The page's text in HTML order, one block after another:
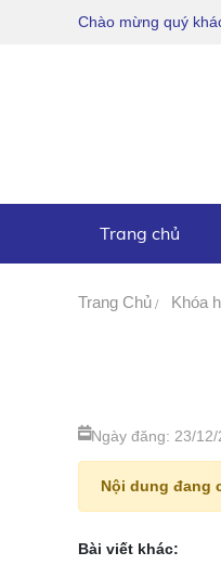
Chào mừng quý
Trang chủ
Trang Chủ Khóa
Ngày đăng: 23/
Nội dung đang
Bài viết khác: